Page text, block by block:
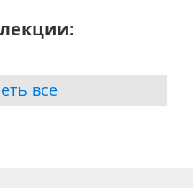
все